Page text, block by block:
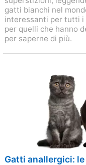
gatti bianchi nel
interessanti per tutti i
per quelli che hanno
per saperne di più.
Gatti anallergici: